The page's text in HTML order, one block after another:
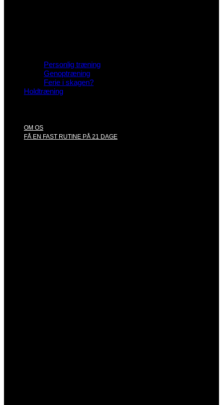
Personlig træning
Genoptræning
Ferie i skagen?
Holdtræning
OM OS
FÅ EN FAST RUTINE PÅ 21 DAGE